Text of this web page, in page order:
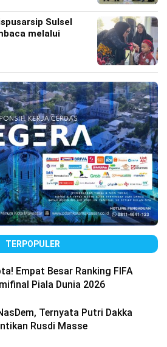
Sulsel
melalui
TERPOPULER
Empat Besar Ranking FIFA
Piala Dunia 2026
Ternyata Putri Dakka
Rusdi Masse